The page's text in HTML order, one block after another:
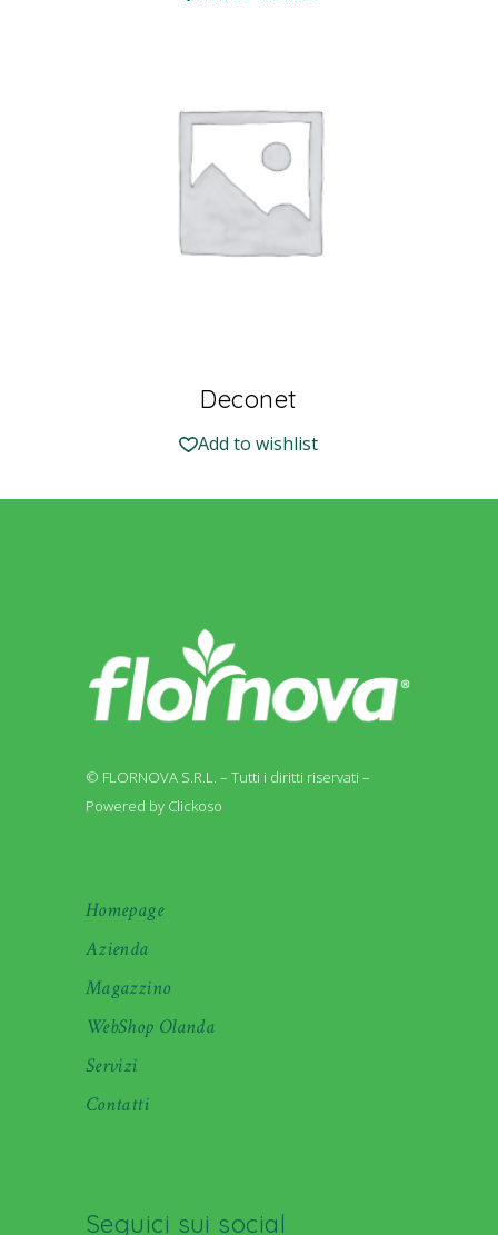
Deconet
Add to wishlist
© FLORNOVA S.R.L. – Tutti i diritti riservati –
Powered by Clickoso
Homepage
Azienda
Magazzino
WebShop Olanda
Servizi
Contatti
Seguici sui social